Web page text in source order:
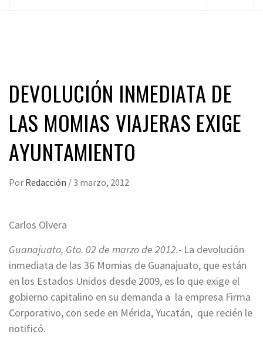
DEVOLUCIÓN INMEDIATA DE
LAS MOMIAS VIAJERAS EXIGE
AYUNTAMIENTO
Por Redacción / 3 marzo, 2012
Carlos Olvera
Guanajuato, Gto. 02 de marzo de 2012.- La devolución
inmediata de las 36 Momias de Guanajuato, que están
en los Estados Unidos desde 2009, es lo que exige el
gobierno capitalino en su demanda a la empresa Firma
Corporativo, con sede en Mérida, Yucatán, que recién le
notificó.